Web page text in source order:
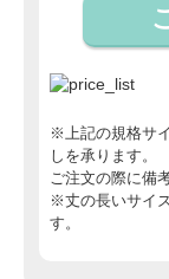
※上記の規格サ
しを承ります。
ご注文の際に備
※丈の長いサイ
す。